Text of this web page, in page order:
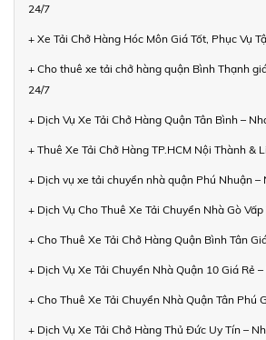
24/7
+ Xe Tải Chở Hàng Hóc Môn Giá Tốt, Phục Vụ
+ Cho thuê xe tải chở hàng quận Bình Thạnh
24/7
+ Dịch Vụ Xe Tải Chở Hàng Quận Tân Bình –
+ Thuê Xe Tải Chở Hàng TP.HCM Nội Thành &
+ Dịch vụ xe tải chuyển nhà quận Phú Nhuận –
+ Dịch Vụ Cho Thuê Xe Tải Chuyển Nhà Gò
+ Cho Thuê Xe Tải Chở Hàng Quận Bình Tân
+ Dịch Vụ Xe Tải Chuyển Nhà Quận 10 Giá Rẻ
+ Cho Thuê Xe Tải Chuyển Nhà Quận Tân Phú
+ Dịch Vụ Xe Tải Chở Hàng Thủ Đức Uy Tín –